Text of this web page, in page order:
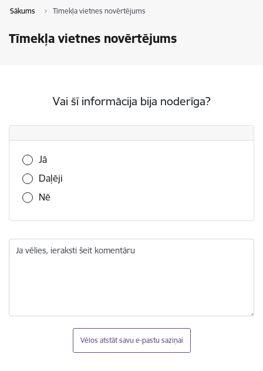
Sākums Tīmekļa vietnes novērtējums
Tīmekļa vietnes novērtējums
Vai šī informācija bija noderīga?
Vai šī informācija bija noderīga?
Jā
Daļēji
Nē
Ja vēlies, ieraksti šeit komentāru
Vēlos atstāt savu e-pastu saziņai